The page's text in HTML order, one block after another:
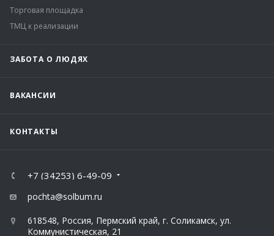
Торговая площадка
ТМЦ к реализации
ЗАБОТА О ЛЮДЯХ
ВАКАНСИИ
КОНТАКТЫ
+7 (34253) 6-49-09
pochta@solbum.ru
618548, Россия, Пермский край, г. Соликамск, ул.
Коммунистическая, 21